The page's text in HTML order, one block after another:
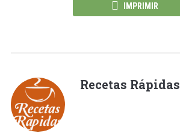
IMPRIMIR
Recetas Rápidas